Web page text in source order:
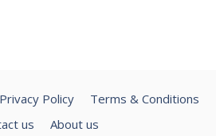
Privacy Policy
Terms & Conditions
us
About us